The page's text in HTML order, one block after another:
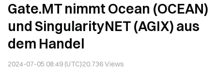
Gate.MT nimmt Ocean (OCEAN)
und SingularityNET (AGIX) aus
dem Handel
2024-07-05 08:49 (UTC)20.736Views